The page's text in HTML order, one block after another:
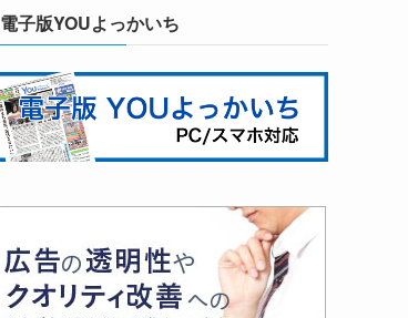
電子版YOUよっかいち